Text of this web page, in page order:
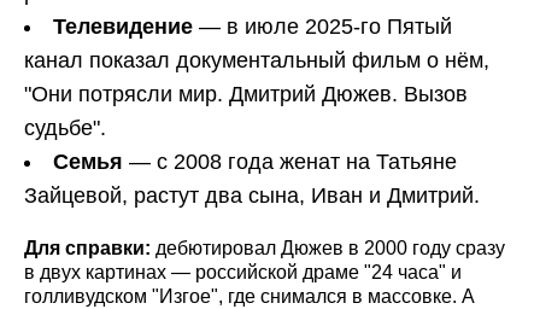
Телевидение — в июле 2025-го Пятый
канал показал документальный фильм о нём,
"Они потрясли мир. Дмитрий Дюжев. Вызов
судьбе".
Семья — с 2008 года женат на Татьяне
Зайцевой, растут два сына, Иван и Дмитрий.
Для справки: дебютировал Дюжев в 2000 году сразу
в двух картинах — российской драме "24 часа" и
голливудском "Изгое", где снимался в массовке. А